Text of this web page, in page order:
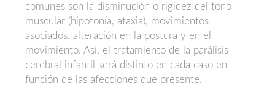
comunes son la disminución o rigidez del tono
muscular (hipotonía, ataxia), movimientos
asociados, alteración en la postura y en el
movimiento. Así, el tratamiento de la parálisis
cerebral infantil será distinto en cada caso en
función de las afecciones que presente.